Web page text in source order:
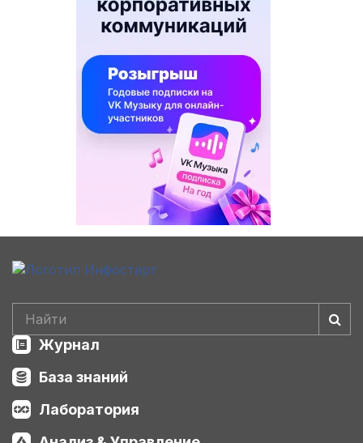
Журнал
База знаний
Лаборатория